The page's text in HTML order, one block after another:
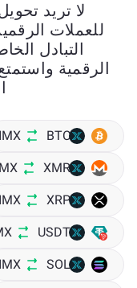
للعملات
التبادل
الرقمية
BTC
IMX
XMR
XRP
IMX
USDT
SOL
IMX